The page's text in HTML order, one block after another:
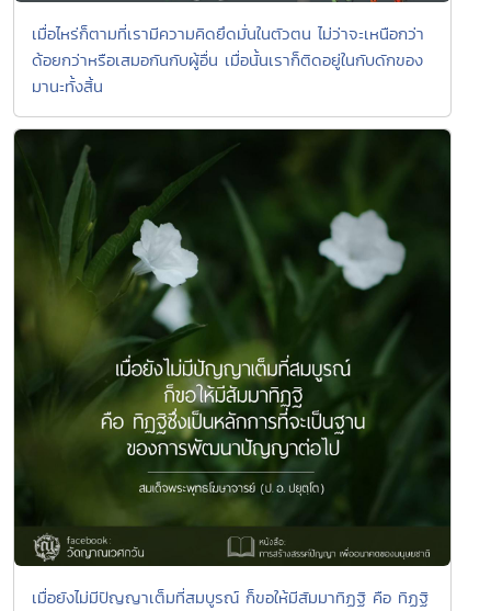
เมื่อไหร่ก็ตามที่เรามีความคิดยึดมั่นในตัวตน ไม่ว่าจะเหนือกว่า
ด้อยกว่าหรือเสมอกันกับผู้อื่น เมื่อนั้นเราก็ติดอยู่ในกับดักของ
มานะทั้งสิ้น
เมื่อยังไม่มีปัญญาเต็มที่สมบูรณ์ ก็ขอให้มีสัมมาทิฏฐิ คือ ทิฏฐิ